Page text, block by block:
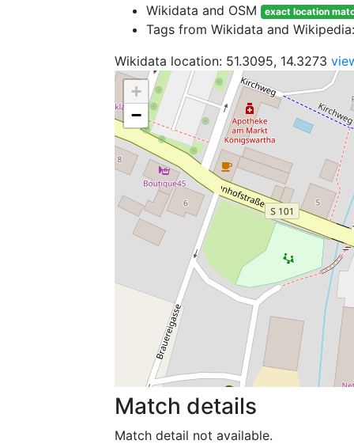
Wikidata and OSM
exact location
Tags from Wikidata and
Wikidata location: 51.3095, 14.3273
+
−
Match details
Match detail not available.